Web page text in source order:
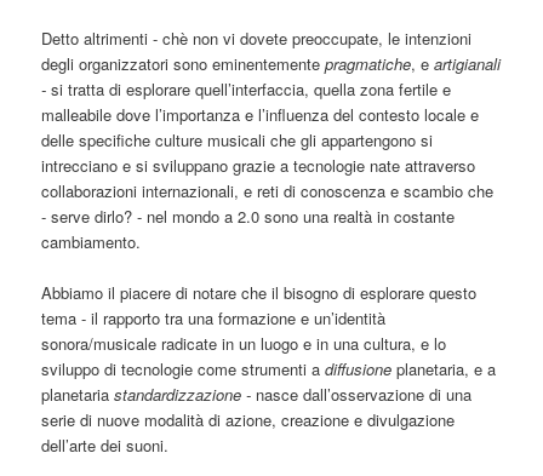
Detto altrimenti - chè non vi dovete preoccupate, le intenzioni
degli organizzatori sono eminentementepragmatiche, eartigianali
-si tratta di esplorare quell’interfaccia, quella zona fertile e
malleabile dove l’importanza e l’influenza del contesto locale e
delle specifiche culture musicali che gli appartengono si
intrecciano e si sviluppano grazie a tecnologie nate attraverso
collaborazioni internazionali, e reti di conoscenza e scambio che
- serve dirlo? - nel mondo a 2.0 sono una realtà in costante
cambiamento.
Abbiamo il piacere di notare che il bisogno di esplorare questo
tema - il rapporto tra una formazione e un’identità
sonora/musicale radicate in un luogo e in una cultura, e lo
sviluppo di tecnologie come strumenti adiffusione planetaria, e a
planetariastandardizzazione - nasce dall’osservazione di una
serie di nuove modalità di azione, creazione e divulgazione
dell’arte dei suoni.